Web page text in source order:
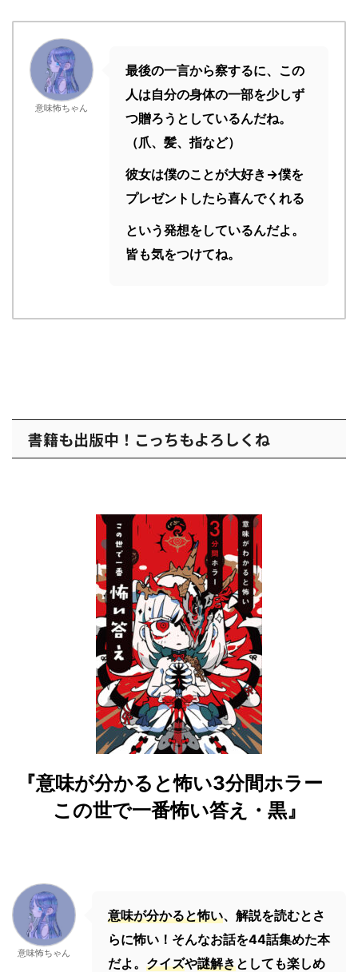
意味怖ちゃん
最後の一言から察するに、この
人は自分の身体の一部を少しず
つ贈ろうとしているんだね。
（爪、髪、指など）
彼女は僕のことが大好き→僕を
プレゼントしたら喜んでくれる
という発想をしているんだよ。
皆も気をつけてね。
書籍も出版中！こっちもよろしくね
『意味が分かると怖い3分間ホラー
この世で一番怖い答え・黒』
意味怖ちゃん
意味が分かると怖い、解説を読むとさ
らに怖い！そんなお話を44話集めた本
だよ。 クイズや謎解きとしても楽しめ